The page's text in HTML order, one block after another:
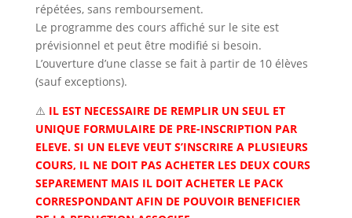
répétées, sans remboursement.
Le programme des cours affiché sur le site est
prévisionnel et peut être modifié si besoin.
L’ouverture d’une classe se fait à partir de 10 élèves
(sauf exceptions).
⚠️ IL EST NECESSAIRE DE REMPLIR UN SEUL ET
UNIQUE FORMULAIRE DE PRE-INSCRIPTION PAR
ELEVE. SI UN ELEVE VEUT S’INSCRIRE A PLUSIEURS
COURS, IL NE DOIT PAS ACHETER LES DEUX COURS
SEPAREMENT MAIS IL DOIT ACHETER LE PACK
CORRESPONDANT AFIN DE POUVOIR BENEFICIER